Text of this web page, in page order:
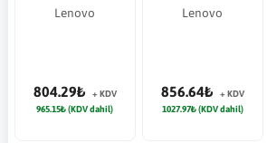
1600dpi siyah
Lenovo
804.29₺
+ KDV
965.15₺ (KDV dahil)
1600dpi siyah
Lenovo
856.64₺
+ KDV
1027.97₺ (KDV dahil)